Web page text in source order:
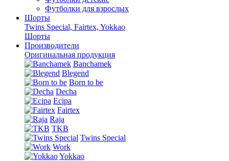
Футболки для взрослых
Шорты
Twins Special, Fairtex, Yokkao
Шорты
Производители
Оригинальная продукция
Banchamek
Blegend
Born to be
Decha
Ecipa
Fairtex
Raja
TKB
Twins Special
Work
Yokkao